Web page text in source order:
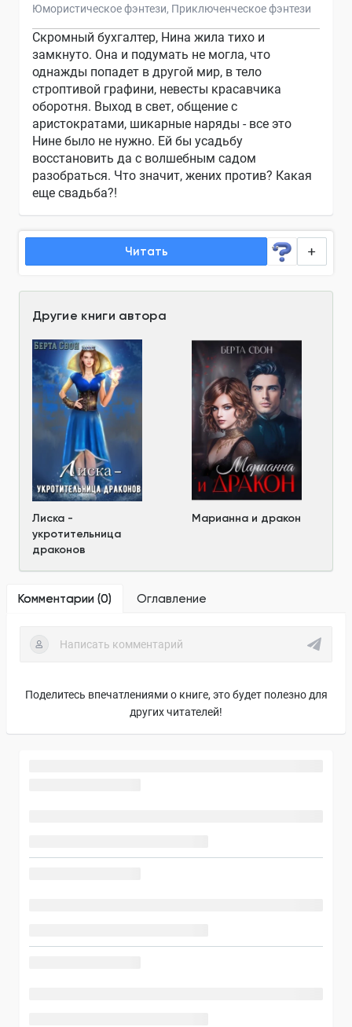
Юмористическое фэнтези Приключенческое фэнтези
Скромный бухгалтер, Нина жила тихо и
замкнуто. Она и подумать не могла, что
однажды попадет в другой мир, в тело
строптивой графини, невесты красавчика
оборотня. Выход в свет, общение с
аристократами, шикарные наряды - все это
Нине было не нужно. Ей бы усадьбу
восстановить да с волшебным садом
разобраться. Что значит, жених против? Какая
еще свадьба?!
Читать
Другие книги автора
Лиска -
укротительница
драконов
Марианна и дракон
Комментарии (0) Оглавление
Поделитесь впечатлениями о книге, это будет полезно для
других читателей!